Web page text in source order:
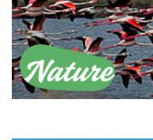
Nature